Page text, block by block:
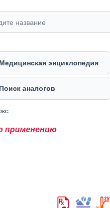
Медицинская энциклопедия
Поиск аналогов
применению